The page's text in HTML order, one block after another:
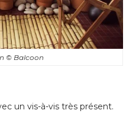
© Balcoon
un vis-à-vis très présent.